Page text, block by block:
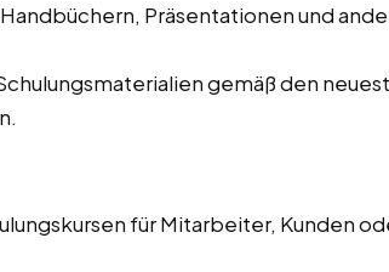
Präsentationen und
gemäß den
für Mitarbeiter, Kunden